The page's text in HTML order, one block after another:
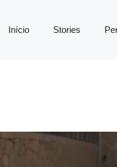
Início Stories